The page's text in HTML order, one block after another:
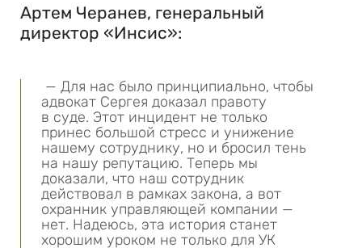
Артем Черанев, генеральный
директор «Инсис»:
— Для нас было принципиально, чтобы
адвокат Сергея доказал правоту
в суде. Этот инцидент не только
принес большой стресс и унижение
нашему сотруднику, но и бросил тень
на нашу репутацию. Теперь мы
доказали, что наш сотрудник
действовал в рамках закона, а вот
охранник управляющей компании —
нет. Надеюсь, эта история станет
хорошим уроком не только для УК